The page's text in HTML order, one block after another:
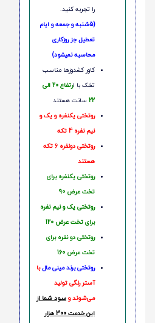
را تجربه کنید.
(5شنبه و جمعه و ایام
تعطیل جز روزکاری
محاسبه نمیشود)
کاور کشدوزها مناسب
تشک با ا
رتفاع 20 الی
22 سانت هستند
روتختی یکنفره و یک و
نیم نفره 4 تکه
روتختی دونفره 6 تکه
هستند
روتختی یکنفره برای
تخت عرض 90
روتختی یک و نیم نفره
برای تخت عرض 120
روتختی دو نفره برای
تخت عرض 160
روتختی‌ برند مینی مالبا
آستر رنگی تولید
می‌شوند و سود شما از
این خدمت 300 هزار